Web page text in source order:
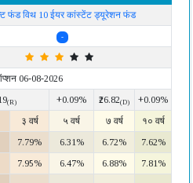
फंड विथ 10 ईयर कांस्टेंट ड्यूरेशन फंड
-
06-08-2026
(R) +0.09% ₹26.82(D)
+0.09%
३ वर्ष ५ वर्ष ७ वर्ष १० वर्ष
7.79% 6.31% 6.72%
7.62%
7.95% 6.47% 6.88%
7.81%